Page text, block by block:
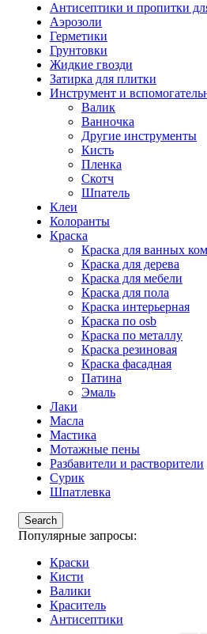
Антисептики и пропитки
Аэрозоли
Герметики
Грунтовки
Жидкие гвозди
Затирка для плитки
Инструмент и
Валик
Ванночка
Другие инструменты
Кисть
Пленка
Скотч
Шпатель
Клеи
Колоранты
Краска
Краска для ванных
Краска для дерева
Краска для мебели
Краска для пола
Краска интерьерная
Краска по osb
Краска по металлу
Краска резиновая
Краска фасадная
Патина
Эмаль
Лаки
Масла
Мастика
Мотажные пены
Разбавители и растворители
Сурик
Шпатлевка
Search
Популярные запросы:
Краски
Кисти
Валики
Краситель
Антисептики